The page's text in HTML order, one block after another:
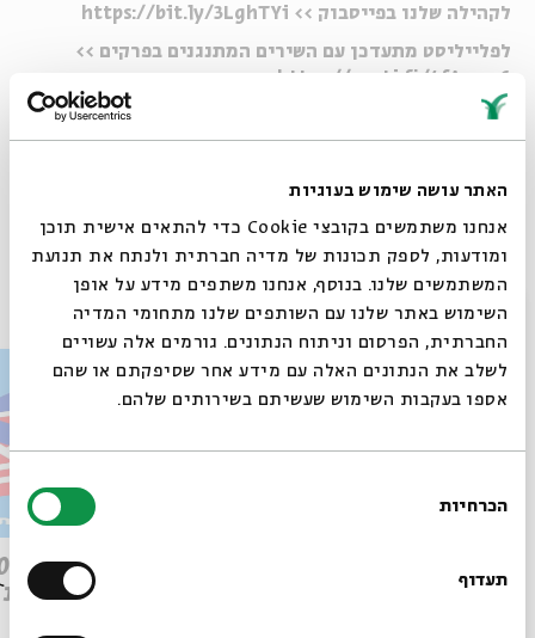
האתר עושה שימוש בעוגיות
אנחנו משתמשים בקובצי Cookie כדי להתאים אישית תוכן
ומודעות, לספק תכונות של מדיה חברתית ולנתח את תנועת
המשתמשים שלנו. בנוסף, אנחנו משתפים מידע על אופן
השימוש באתר שלנו עם השותפים שלנו מתחומי המדיה
החברתית, הפרסום וניתוח הנתונים. גורמים אלה עשויים
לשלב את הנתונים האלה עם מידע אחר שסיפקתם או שהם
אספו בעקבות השימוש שעשיתם בשירותים שלהם.
הסכמה
הכרחיות
תעדוף
לקהילה שלנו בפייסבוק >> https://bit.ly/3LghTYi
לפלייליסט מתעדכן עם השירים המתנגנים בפרקים >>
https://spoti.fi/4fAsme6
Whatsapp
Email
פרקים נוספים בסדרה
הִתְאַנַּף
לוהטת
סגור